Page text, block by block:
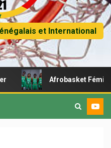
et International
Afrobasket Féminin U18 –